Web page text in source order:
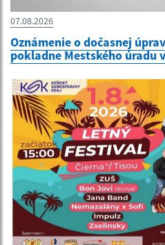
07.08.2026
Oznámenie o dočasnej
pokladne Mestského úradu